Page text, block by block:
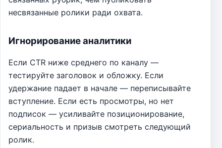
несвязанные ролики ради охвата.
Игнорирование аналитики
Если CTR ниже среднего по каналу —
тестируйте заголовок и обложку. Если
удержание падает в начале — переписывайте
вступление. Если есть просмотры, но нет
подписок — усиливайте позиционирование,
сериальность и призыв смотреть следующий
ролик.